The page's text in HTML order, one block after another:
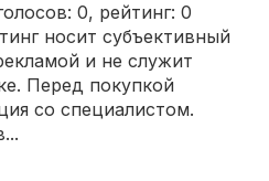
0, рейтинг: 0
носит субъективный
и не служит
Перед покупкой
со специалистом.